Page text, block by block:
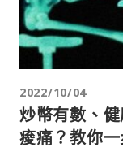
2022/10/04
炒幣有數、
痠痛？教你